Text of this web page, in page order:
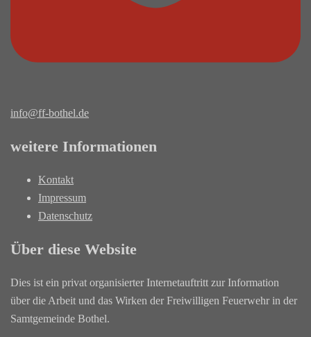
info@ff-bothel.de
weitere Informationen
Kontakt
Impressum
Datenschutz
Über diese Website
Dies ist ein privat organisierter Internetauftritt zur Information
über die Arbeit und das Wirken der Freiwilligen Feuerwehr in der
Samtgemeinde Bothel.